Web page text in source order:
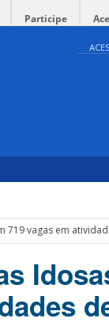
Participe
vagas em